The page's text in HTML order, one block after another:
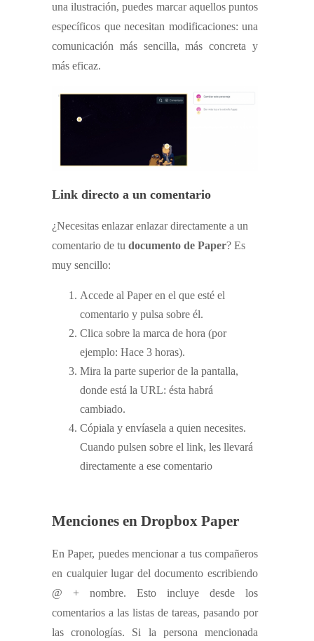
una ilustración, puedes marcar aquellos puntos
específicos que necesitan modificaciones: una
comunicación más sencilla, más concreta y
más eficaz.
Link directo a un comentario
¿Necesitas enlazar enlazar directamente a un
comentario de tu documento de Paper? Es
muy sencillo:
Accede al Paper en el que esté el
comentario y pulsa sobre él.
Clica sobre la marca de hora (por
ejemplo: Hace 3 horas).
Mira la parte superior de la pantalla,
donde está la URL: ésta habrá
cambiado.
Cópiala y envíasela a quien necesites.
Cuando pulsen sobre el link, les llevará
directamente a ese comentario
Menciones en Dropbox Paper
En Paper, puedes mencionar a tus compañeros
en cualquier lugar del documento escribiendo
@ + nombre. Esto incluye desde los
comentarios a las listas de tareas, pasando por
las cronologías. Si la persona mencionada